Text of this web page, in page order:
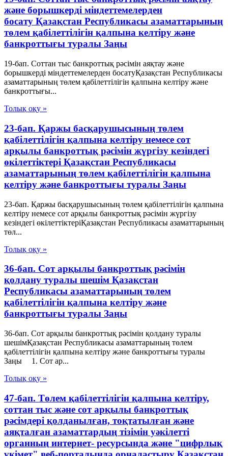
және борышкерді міндеттемелерден
босату Қазақстан Республикасы азаматтарының
төлем қабілеттілігін қалпына келтіру және
банкроттығы туралы Заңы
19-бап. Соттан тыс банкроттық рәсімін аяқтау және
борышкерді міндеттемелерден босатуҚазақстан Республикасы
азаматтарының төлем қабілеттілігін қалпына келтіру және
банкроттығы...
Толық оқу »
23-бап. Қаржы басқарушысының төлем
қабілеттілігін қалпына келтіру немесе сот
арқылы банкроттық рәсімін жүргізу кезіндегі
өкілеттіктері Қазақстан Республикасы
азаматтарының төлем қабілеттілігін қалпына
келтіру және банкроттығы туралы Заңы
23-бап. Қаржы басқарушысының төлем қабілеттілігін қалпына
келтіру немесе сот арқылы банкроттық рәсімін жүргізу
кезіндегі өкілеттіктеріҚазақстан Республикасы азаматтарының
төл...
Толық оқу »
36-бап. Сот арқылы банкроттық рәсімін
қолдану туралы шешім Қазақстан
Республикасы азаматтарының төлем
қабілеттілігін қалпына келтіру және
банкроттығы туралы Заңы
36-бап. Сот арқылы банкроттық рәсімін қолдану туралы
шешімҚазақстан Республикасы азаматтарының төлем
қабілеттілігін қалпына келтіру және банкроттығы туралы
Заңы 1. Сот ар...
Толық оқу »
47-бап. Төлем қабілеттілігін қалпына келтіру,
соттан тыс және сот арқылы банкроттық
рәсімдері қолданылған, тоқтатылған және
аяқталған азаматтардың тізімін уәкілетті
органның интернет- ресурсында және "цифрлық